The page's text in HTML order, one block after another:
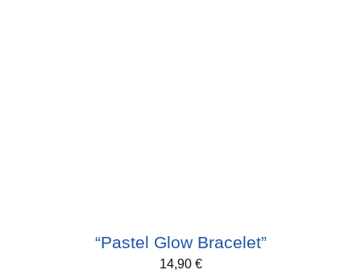
“Pastel Glow Bracelet”
14,90 €